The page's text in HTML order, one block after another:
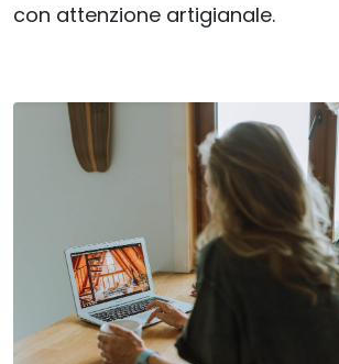
con attenzione artigianale.